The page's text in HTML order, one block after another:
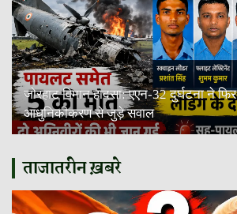
जोरहाट विमान हादसा: एएन-32 दुर्घटना ने
आधुनिकीकरण से जुड़े सवाल
ताजातरीन ख़बरे